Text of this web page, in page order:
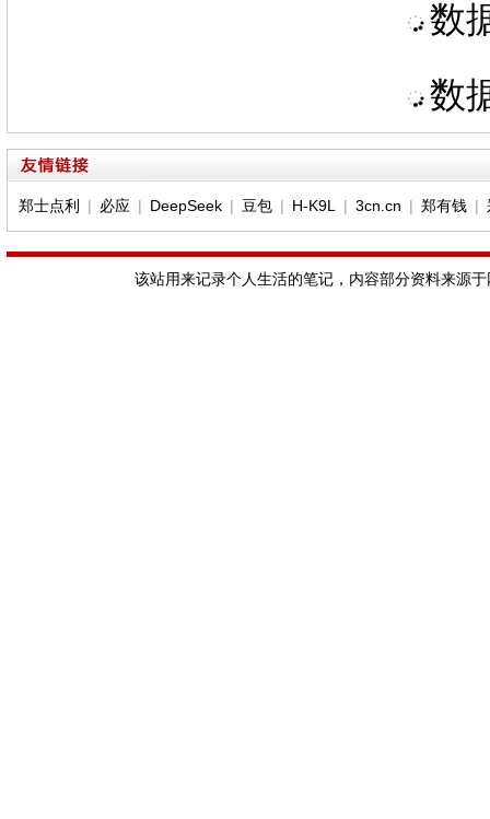
数
数
郑士点利 | 必应 | DeepSeek| 豆包| H-K9L | 3cn.cn | 郑有钱|
该站用来记录个人生活的笔记，内容部分资料来源